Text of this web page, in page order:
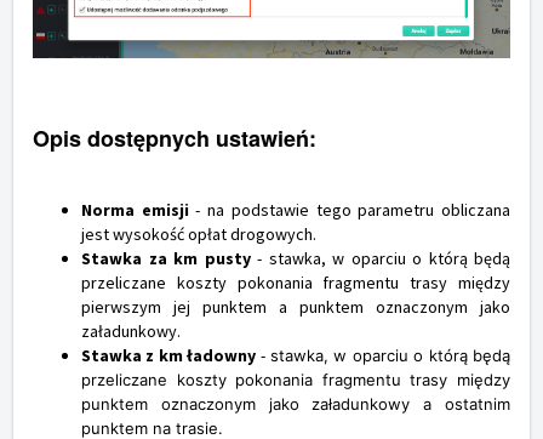
Opis dostępnych ustawień:
Norma emisji- na podstawie tego parametru obliczana
jest wysokość opłat drogowych.
Stawka za km pusty - stawka, w oparciu o którą będą
przeliczane koszty pokonania fragmentu trasy między
pierwszym jej punktem a punktem oznaczonym jako
załadunkowy.
Stawka z km ładowny -stawka, w oparciu o którą będą
przeliczane koszty pokonania fragmentu trasy między
punktem oznaczonym jako załadunkowy a ostatnim
punktem na trasie.